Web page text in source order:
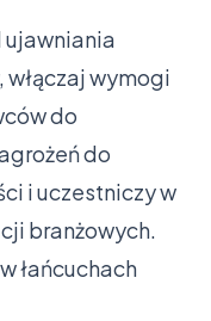
ujawniania
wymogi
do
do
i uczestniczy w
branżowych.
łańcuchach